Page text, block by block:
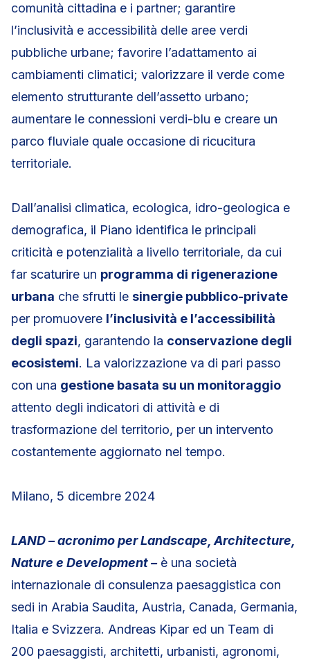
comunità cittadina e i partner; garantire
l’inclusività e accessibilità delle aree verdi
pubbliche urbane; favorire l’adattamento ai
cambiamenti climatici; valorizzare il verde come
elemento strutturante dell’assetto urbano;
aumentare le connessioni verdi-blu e creare un
parco fluviale quale occasione di ricucitura
territoriale.
Dall’analisi climatica, ecologica, idro-geologica e
demografica, il Piano identifica le principali
criticità e potenzialità a livello territoriale, da cui
far scaturire un programma di rigenerazione
urbana che sfrutti le sinergie pubblico-private
per promuovere l’inclusività e l’accessibilità
degli spazi, garantendo la conservazione degli
ecosistemi. La valorizzazione va di pari passo
con una gestione basata su un monitoraggio
attento degli indicatori di attività e di
trasformazione del territorio, per un intervento
costantemente aggiornato nel tempo.
Milano, 5 dicembre 2024
LAND – acronimo per Landscape, Architecture,
Nature e Development –è una società
internazionale di consulenza paesaggistica con
sedi in Arabia Saudita, Austria, Canada, Germania,
Italia e Svizzera. Andreas Kipar ed un Team di
200 paesaggisti, architetti, urbanisti, agronomi,